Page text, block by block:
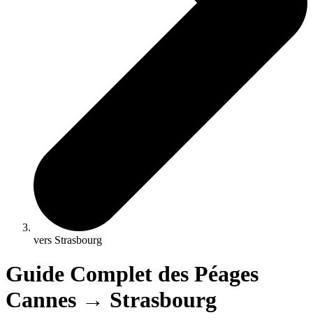
vers Strasbourg
Guide Complet des Péages
Cannes → Strasbourg